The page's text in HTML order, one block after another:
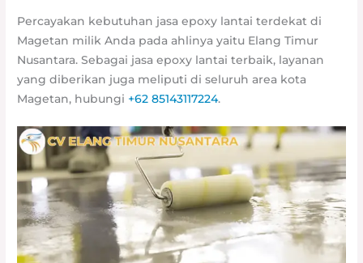
Percayakan kebutuhan jasa epoxy lantai terdekat di
Magetan milik Anda pada ahlinya yaitu Elang Timur
Nusantara. Sebagai jasa epoxy lantai terbaik, layanan
yang diberikan juga meliputi di seluruh area kota
Magetan, hubungi +62 85143117224.